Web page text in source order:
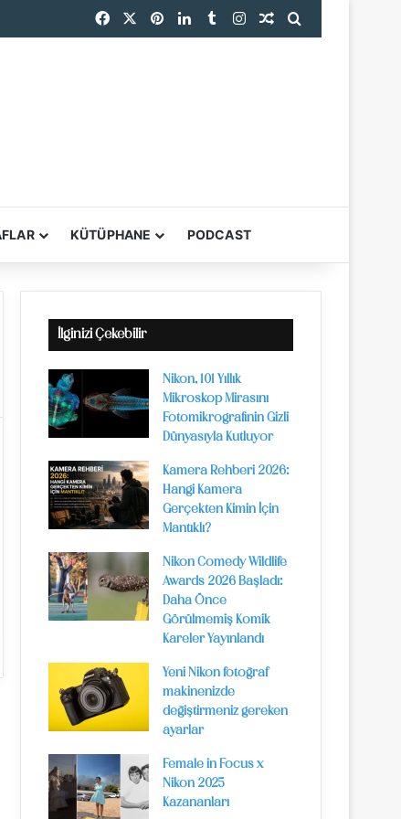
Facebook PinterestLinkedInTumblrInstagramRastgele Makale
KÜTÜPHANE PODCAST
İlginizi Çekebilir
Nikon, 101 Yıllık
Mikroskop Mirasını
Fotomikrografinin Gizli
Dünyasıyla Kutluyor
Kamera Rehberi 2026:
Hangi Kamera
Gerçekten Kimin İçin
Mantıklı?
Nikon Comedy Wildlife
Awards 2026 Başladı:
Daha Önce
Görülmemiş Komik
Kareler Yayınlandı
Yeni Nikon fotoğraf
makinenizde
değiştirmeniz gereken
ayarlar
Female in Focus x
Nikon 2025
Kazananları